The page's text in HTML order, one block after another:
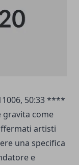
50:33 ****
gravita come
artisti
una specifica
e